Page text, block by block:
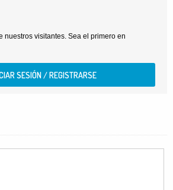
nuestros visitantes. Sea el primero en